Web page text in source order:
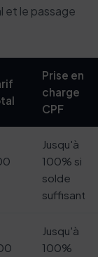
et le passage
Prise en
charge
CPF
Jusqu'à
100% si
solde
suffisant
Jusqu'à
100%